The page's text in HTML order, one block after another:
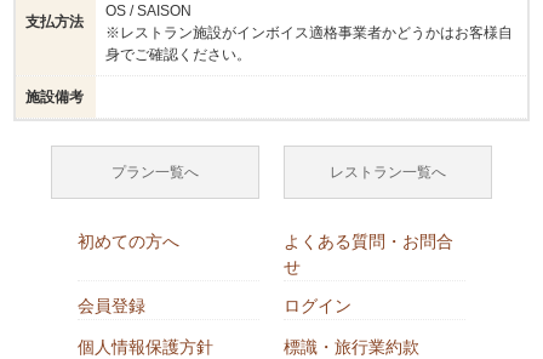
支払方法
OS / SAISON
※レストラン施設がインボイス適格事業者かどうかはお客様自
身でご確認ください。
施設備考
プラン一覧へ レストラン一覧へ
初めての方へ
よくある質問・お問合
せ
会員登録
ログイン
個人情報保護方針
標識・旅行業約款